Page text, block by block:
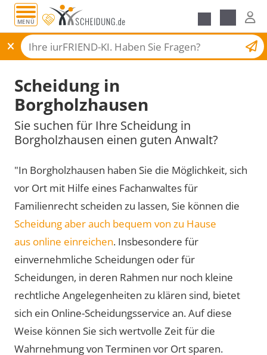
MENÜ
Scheidungsantrag
Scheidung in
Borgholzhausen
Sie suchen für Ihre Scheidung in
Borgholzhausen einen guten Anwalt?
"In Borgholzhausen haben Sie die Möglichkeit, sich
vor Ort mit Hilfe eines Fachanwaltes für
Familienrecht scheiden zu lassen, Sie können die
Scheidung aber auch bequem von zu Hause
aus online einreichen. Insbesondere für
einvernehmliche Scheidungen oder für
Scheidungen, in deren Rahmen nur noch kleine
rechtliche Angelegenheiten zu klären sind, bietet
sich ein Online-Scheidungsservice an. Auf diese
Weise können Sie sich wertvolle Zeit für die
Wahrnehmung von Terminen vor Ort sparen.